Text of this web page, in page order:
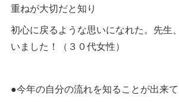
重ねが大切だと知り
初心に戻るような思いになれた。先生
いました！（３０代女性）
●今年の自分の流れを知ることが出来て